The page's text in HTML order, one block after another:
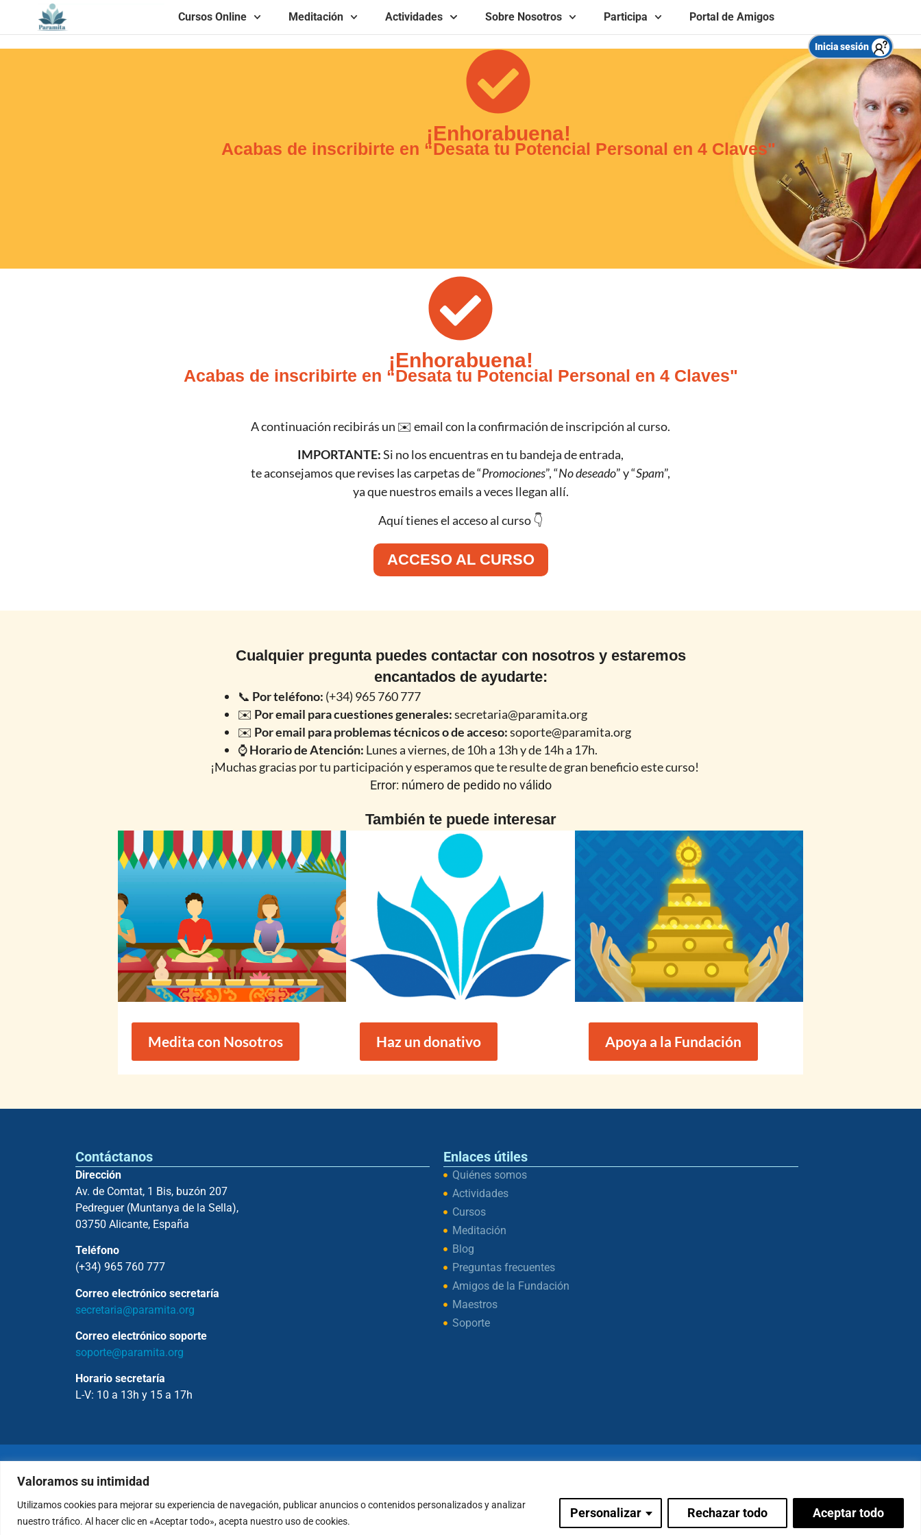
Valoramos su intimidad
Utilizamos cookies para mejorar su experiencia de navegación, publicar anuncios o contenidos personalizados y analizar
nuestro tráfico. Al hacer clic en «Aceptar todo», acepta nuestro uso de cookies.
Personalizar Rechazar todo Aceptar todo
Inicia sesión
Cursos Online Meditación Actividades Sobre Nosotros Participa Portal de Amigos
¡Enhorabuena!
Acabas de inscribirte en “Desata tu Potencial Personal en 4 Claves"
¡Enhorabuena!
Acabas de inscribirte en “Desata tu Potencial Personal en 4 Claves"
A continuación recibirás un ✉️ email con la confirmación de inscripción al curso.
IMPORTANTE:Si no los encuentras en tu bandeja de entrada,
te aconsejamos que revises las carpetas de “Promociones”, “No deseado” y “Spam”,
ya que nuestros emails a veces llegan allí.
Aquí tienes el acceso al curso 👇
ACCESO AL CURSO
Cualquier pregunta puedes contactar con nosotros y estaremos
encantados de ayudarte:
📞 Por teléfono: (+34) 965 760 777
✉️ Por email para cuestiones generales:secretaria@paramita.org
✉️ Por email para problemas técnicos o de acceso:soporte@paramita.org
⌚Horario de Atención: Lunes a viernes, de 10h a 13h y de 14h a 17h.
¡Muchas gracias por tu participación y esperamos que te resulte de gran beneficio este curso!
Error: número de pedido no válido
También te puede interesar
Medita con Nosotros Haz un donativo Apoya a la Fundación
Contáctanos
Dirección
Av. de Comtat, 1 Bis, buzón 207
Pedreguer (Muntanya de la Sella),
03750 Alicante, España
Teléfono
(+34) 965 760 777
Correo electrónico secretaría
secretaria@paramita.org
Correo electrónico soporte
soporte@paramita.org
Horario secretaría
L-V: 10 a 13h y 15 a 17h
Enlaces útiles
Quiénes somos
Actividades
Cursos
Meditación
Blog
Preguntas frecuentes
Amigos de la Fundación
Maestros
Soporte
Política de Privacidad Condiciones de Pagos Política de Cookies Canal de denuncias